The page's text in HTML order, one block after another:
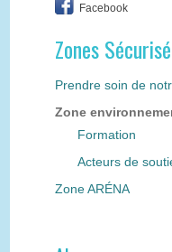
Facebook
Zones
Prendre soin de
Zone
Formation
Acteurs de
Zone ARÉNA